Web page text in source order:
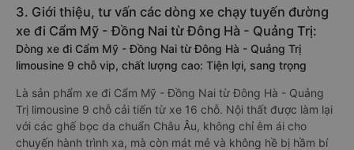
3. Giới thiệu, tư vấn các dòng xe chạy tuyến đường
xe đi Cẩm Mỹ - Đồng Nai từ Đông Hà - Quảng Trị:
Dòng xe đi Cẩm Mỹ - Đồng Nai từ Đông Hà - Quảng Trị
limousine 9 chỗ vip, chất lượng cao: Tiện lợi, sang trọng
Là sản phẩm xe đi Cẩm Mỹ - Đồng Nai từ Đông Hà - Quảng
Trị limousine 9 chỗ cải tiến từ xe 16 chỗ. Nội thất được làm lại
với các ghế bọc da chuẩn Châu Âu, không chỉ êm ái cho
chuyến hành trình xa, mà còn mát mẻ và không hề bị hầm bí